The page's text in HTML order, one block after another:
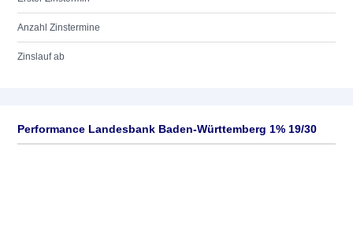
Anzahl Zinstermine
Zinslauf ab
Performance Landesbank Baden-Württemberg 1% 19/30